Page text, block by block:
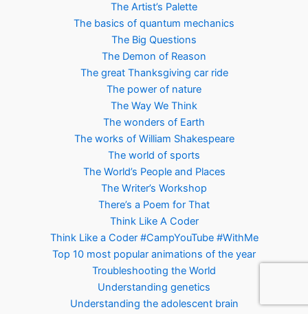
The Artist’s Palette
The basics of quantum mechanics
The Big Questions
The Demon of Reason
The great Thanksgiving car ride
The power of nature
The Way We Think
The wonders of Earth
The works of William Shakespeare
The world of sports
The World’s People and Places
The Writer’s Workshop
There’s a Poem for That
Think Like A Coder
Think Like a Coder #CampYouTube #WithMe
Top 10 most popular animations of the year
Troubleshooting the World
Understanding genetics
Understanding the adolescent brain